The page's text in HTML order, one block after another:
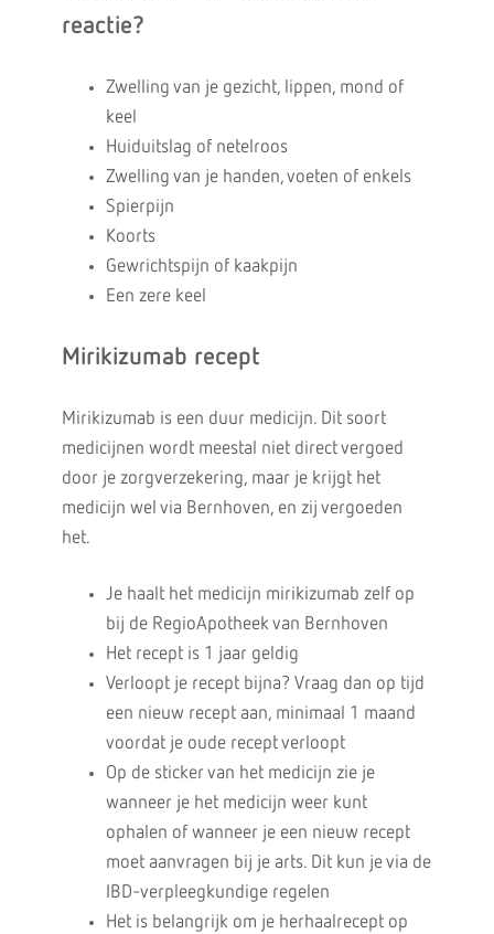
reactie?
Zwelling van je gezicht, lippen, mond of
keel
Huiduitslag of netelroos
Zwelling van je handen, voeten of enkels
Spierpijn
Koorts
Gewrichtspijn of kaakpijn
Een zere keel
Mirikizumab recept
Mirikizumab is een duur medicijn. Dit soort
medicijnen wordt meestal niet direct vergoed
door je zorgverzekering, maar je krijgt het
medicijn wel via Bernhoven, en zij vergoeden
het.
Je haalt het medicijn mirikizumab zelf op
bij de RegioApotheek van Bernhoven
Het recept is 1 jaar geldig
Verloopt je recept bijna? Vraag dan op tijd
een nieuw recept aan, minimaal 1 maand
voordat je oude recept verloopt
Op de sticker van het medicijn zie je
wanneer je het medicijn weer kunt
ophalen of wanneer je een nieuw recept
moet aanvragen bij je arts. Dit kun je via de
IBD-verpleegkundige regelen
Het is belangrijk om je herhaalrecept op